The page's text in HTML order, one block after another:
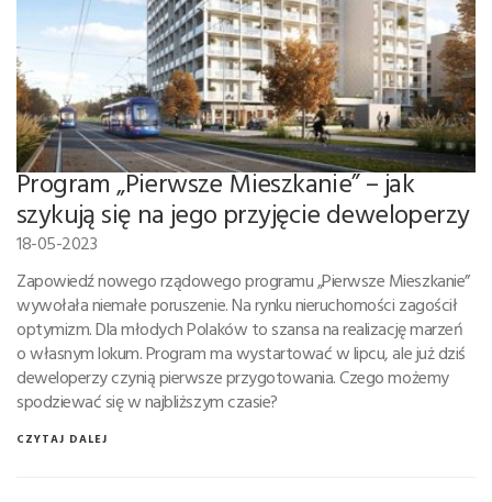
Program „Pierwsze Mieszkanie” – jak
szykują się na jego przyjęcie deweloperzy
18-05-2023
Zapowiedź nowego rządowego programu „Pierwsze Mieszkanie”
wywołała niemałe poruszenie. Na rynku nieruchomości zagościł
optymizm. Dla młodych Polaków to szansa na realizację marzeń
o własnym lokum. Program ma wystartować w lipcu, ale już dziś
deweloperzy czynią pierwsze przygotowania. Czego możemy
spodziewać się w najbliższym czasie?
CZYTAJ DALEJ